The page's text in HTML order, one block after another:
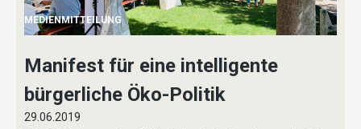
MEDIENMITTEILUNG
Manifest für eine intelligente
bürgerliche Öko-Politik
29.06.2019